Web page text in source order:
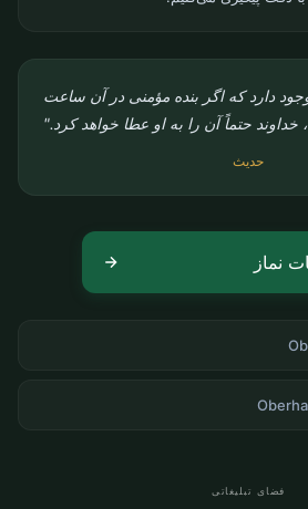
دارد که اگر بنده مؤمنی در آن ساعت
خداوند حتماً آن را به او عطا خواهد کرد."
حدیث
نماز
فضای تبلیغاتی